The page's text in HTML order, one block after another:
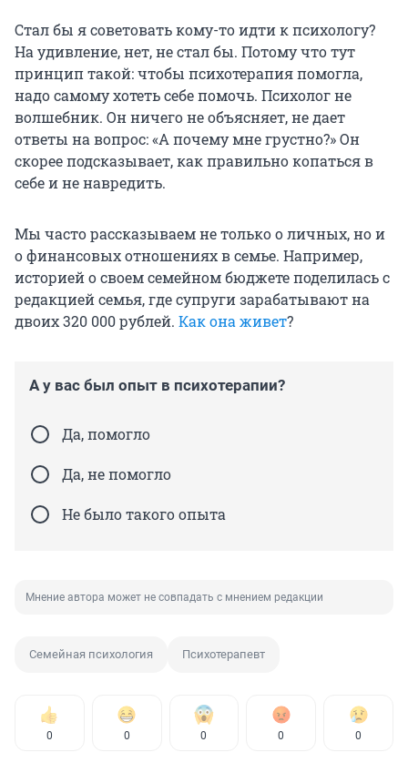
Стал бы я советовать кому-то идти к психологу?
На удивление, нет, не стал бы. Потому что тут
принцип такой: чтобы психотерапия помогла,
надо самому хотеть себе помочь. Психолог не
волшебник. Он ничего не объясняет, не дает
ответы на вопрос: «А почему мне грустно?» Он
скорее подсказывает, как правильно копаться в
себе и не навредить.
Мы часто рассказываем не только о личных, но и
о финансовых отношениях в семье. Например,
историей о своем семейном бюджете поделилась с
редакцией семья, где супруги зарабатывают на
двоих320 000 рублей. Как она живет?
А у вас был опыт в психотерапии?
Да, помогло
Да, не помогло
Не было такого опыта
Мнение автора может не совпадать с мнением редакции
Семейная психология Психотерапевт
0 0 0 0 0